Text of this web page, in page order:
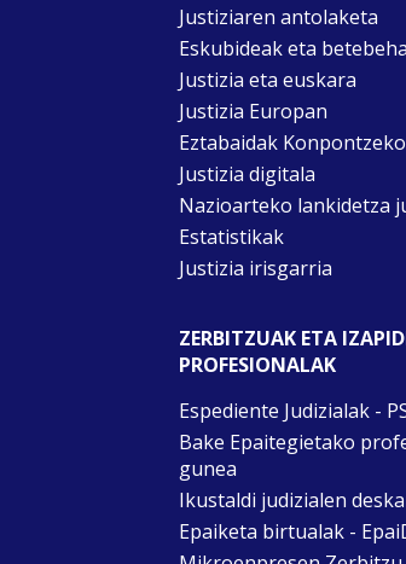
Justiziaren antolaketa
Eskubideak eta
Justizia eta euskara
Justizia Europan
Eztabaidak
Justizia digitala
Nazioarteko lankidetza
Estatistikak
Justizia irisgarria
ZERBITZUAK ETA
PROFESIONALAK
Espediente Judizialak -
Bake Epaitegietako
gunea
Ikustaldi judizialen
Epaiketa birtualak -